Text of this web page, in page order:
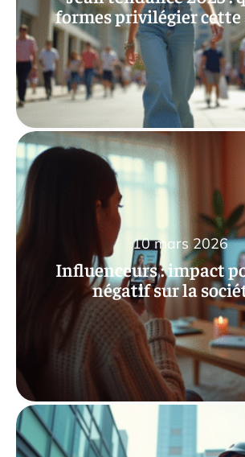
formes privilégier cette
Influenceurs : impact
négatif sur la
10 mars 2026